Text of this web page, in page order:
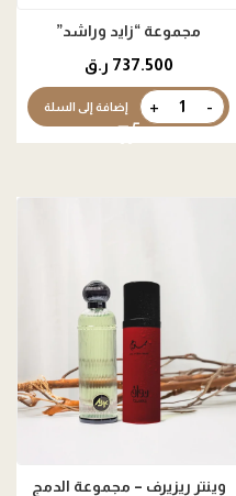
مجموعة “زايد وراشد”
737.500 ر.ق
إضافة إلى السلة
وينتر ريزيرف – مجموعة الدمج